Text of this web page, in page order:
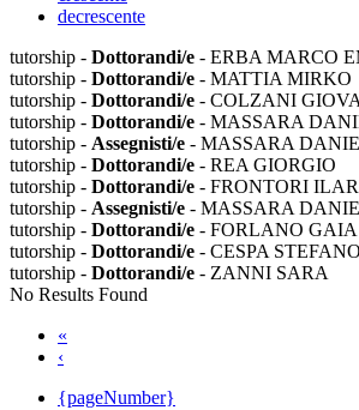
decrescente
tutorship - Dottorandi/e - ERBA MARCO
tutorship - Dottorandi/e - MATTIA MIRKO
tutorship - Dottorandi/e - COLZANI
tutorship - Dottorandi/e - MASSARA
tutorship - Assegnisti/e - MASSARA
tutorship - Dottorandi/e - REA GIORGIO
tutorship - Dottorandi/e - FRONTORI
tutorship - Assegnisti/e - MASSARA
tutorship - Dottorandi/e - FORLANO GAIA
tutorship - Dottorandi/e - CESPA STEFANO
tutorship - Dottorandi/e - ZANNI SARA
No Results Found
«
‹
{pageNumber}